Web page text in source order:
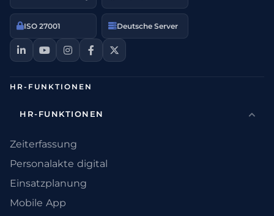
ISO 27001 Deutsche Server
HR-FUNKTIONEN
HR-FUNKTIONEN
Zeiterfassung
Personalakte digital
Einsatzplanung
Mobile App